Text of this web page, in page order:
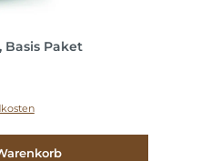
Paket